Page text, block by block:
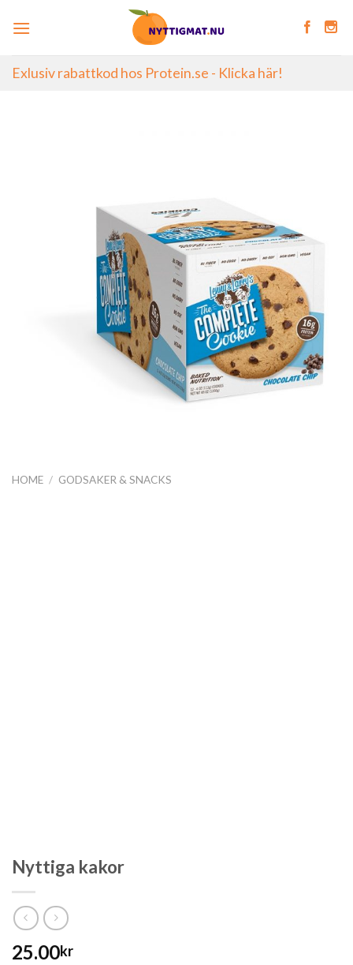
Exlusiv rabattkod hos Protein.se - Klicka här!
HOME / GODSAKER & SNACKS
Nyttiga kakor
25.00kr